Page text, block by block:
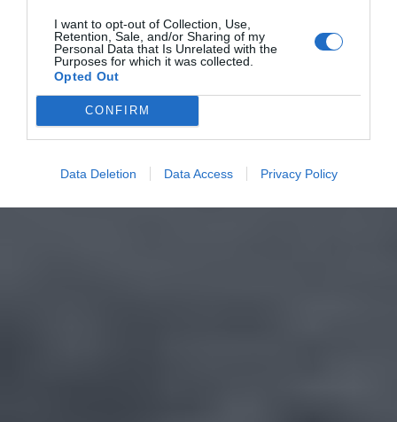
I want to opt-out of Collection, Use,
Retention, Sale, and/or Sharing of my
Personal Data that Is Unrelated with the
Purposes for which it was collected.
Opted Out
CONFIRM
Data Deletion Data Access Privacy Policy